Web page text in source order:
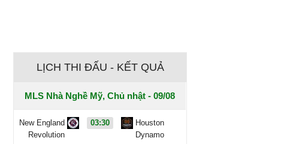
LỊCH THI ĐẤU - KẾT QUẢ
MLS Nhà Nghề Mỹ, Chủ nhật - 09/08
New England
Revolution
03:30
Houston
Dynamo